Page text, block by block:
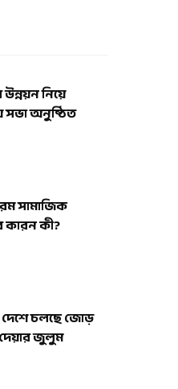
নিয়ে
সভা অনুষ্ঠিত
সামাজিক
কারন কী?
দেশে চলছে জোড়
জুলুম